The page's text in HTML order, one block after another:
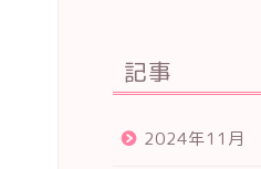
記事
2024年11月